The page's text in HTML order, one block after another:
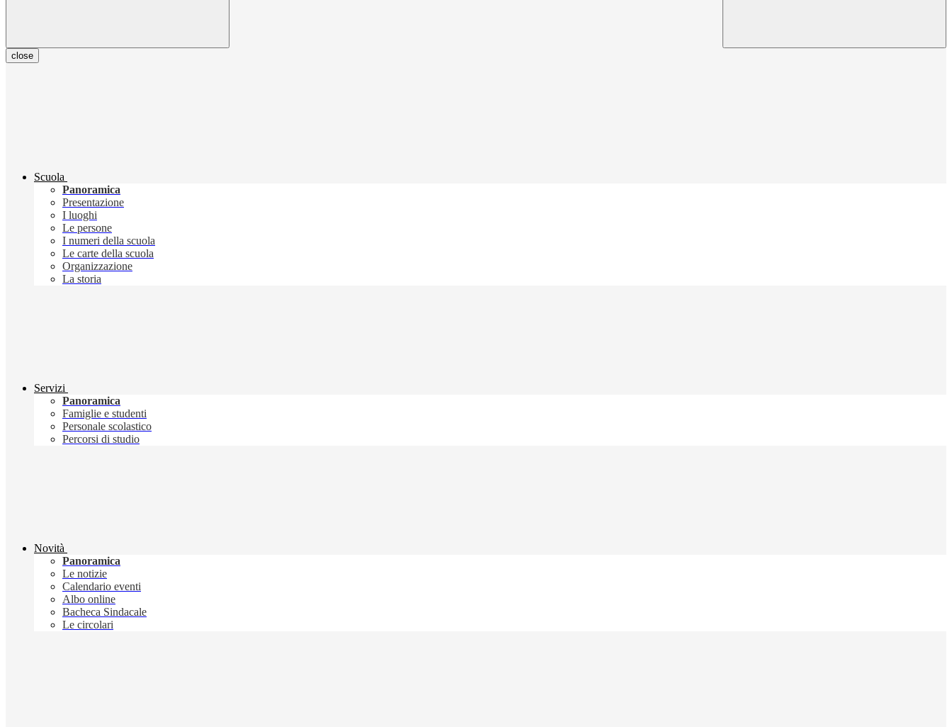
close
Scuola
Panoramica
Presentazione
I luoghi
Le persone
I numeri della scuola
Le carte della scuola
Organizzazione
La storia
Servizi
Panoramica
Famiglie e studenti
Personale scolastico
Percorsi di studio
Novità
Panoramica
Le notizie
Calendario eventi
Albo online
Bacheca Sindacale
Le circolari